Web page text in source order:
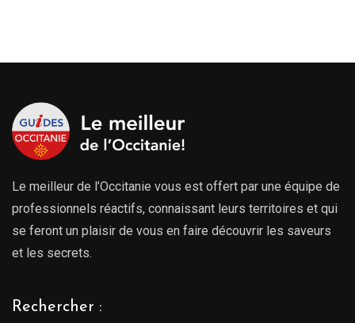
Le meilleur de l’Occitanie vous est offert par une équipe de
professionnels réactifs, connaissant leurs territoires et qui
se feront un plaisir de vous en faire découvrir les saveurs
et les secrets.
Rechercher :